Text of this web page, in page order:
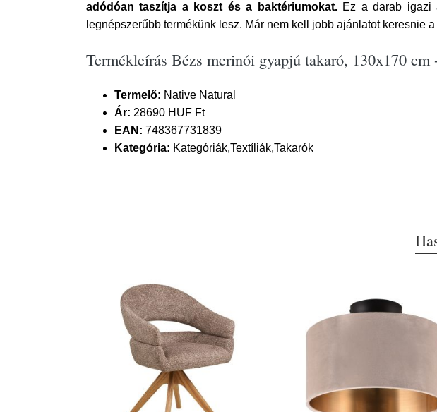
adódóan taszítja a koszt és a baktériumokat. Ez a darab igazi
legnépszerűbb termékünk lesz. Már nem kell jobb ajánlatot keresnie
Termékleírás Bézs merinói gyapjú takaró, 130x170 cm
Termelő: Native Natural
Ár: 28690 HUF Ft
EAN: 748367731839
Kategória: Kategóriák,Textíliák,Takarók